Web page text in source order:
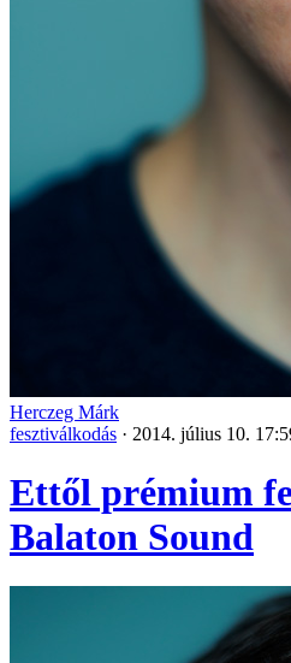
Herczeg Márk
fesztiválkodás · 2014. július 10.
Ettől prémium
Balaton Sound